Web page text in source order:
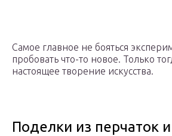
Самое главное не бояться
пробовать что-то новое. Только
настоящее творение искусства.
Поделки из перчаток